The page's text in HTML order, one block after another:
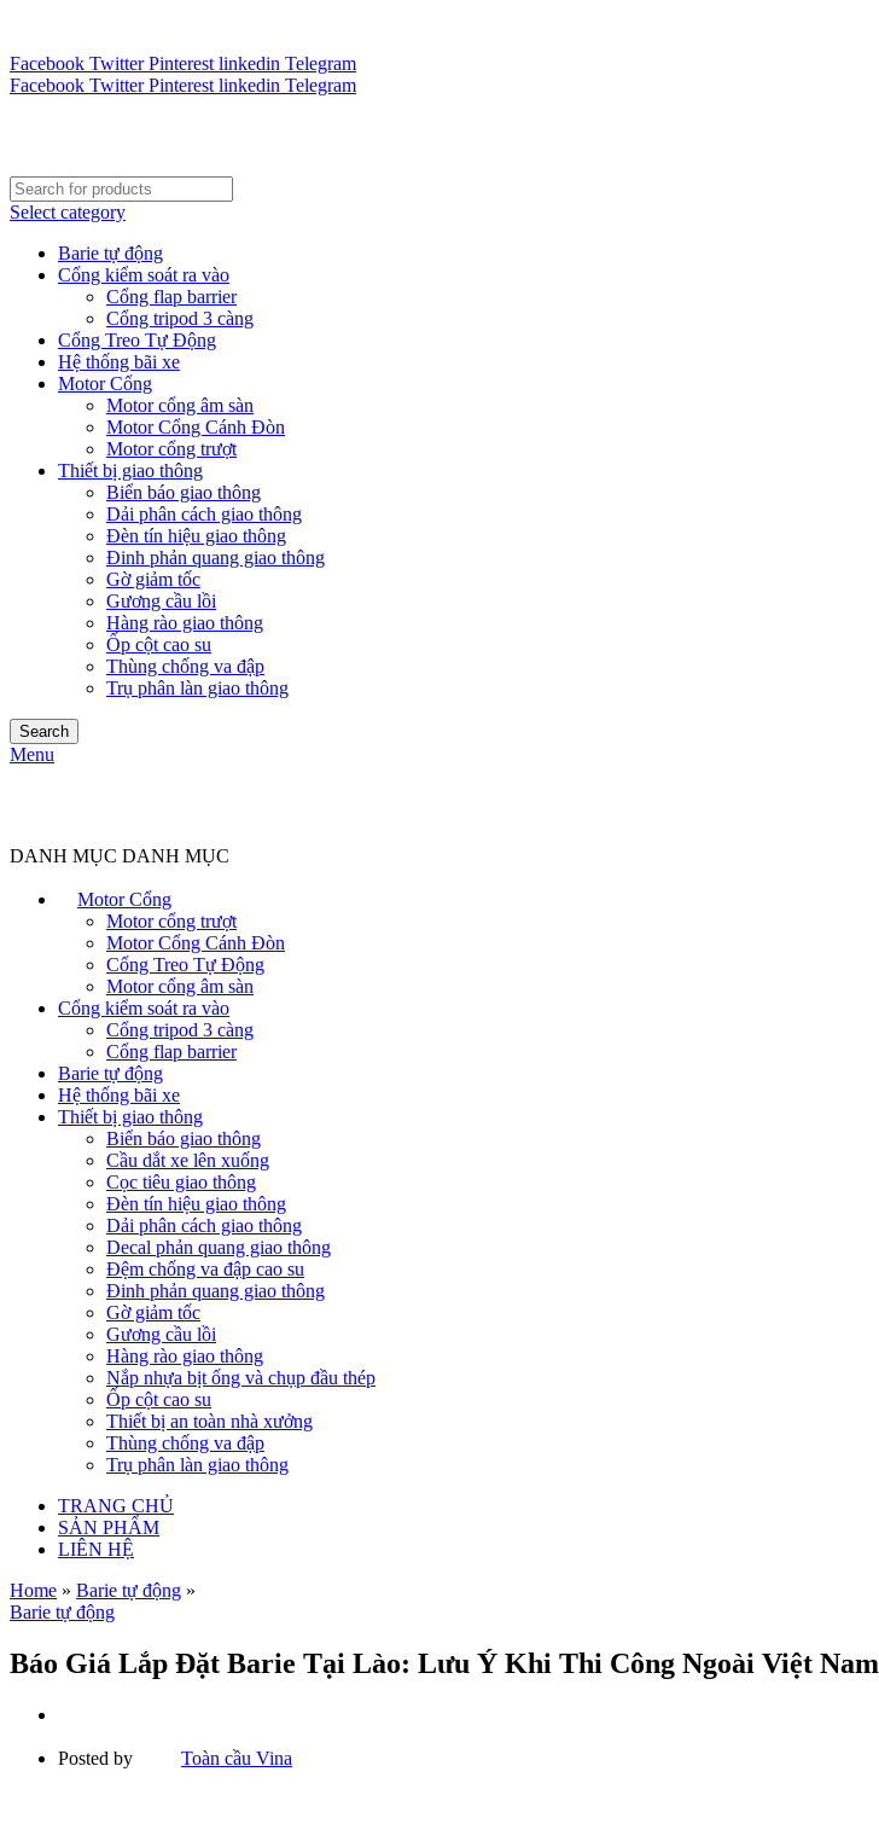
Facebook Twitter Pinterest linkedin Telegram
Facebook Twitter Pinterest linkedin Telegram
Select category
Barie tự động
Cổng kiểm soát ra vào
Cổng flap barrier
Cổng tripod 3 càng
Cổng Treo Tự Động
Hệ thống bãi xe
Motor Cổng
Motor cổng âm sàn
Motor Cổng Cánh Đòn
Motor cổng trượt
Thiết bị giao thông
Biển báo giao thông
Dải phân cách giao thông
Đèn tín hiệu giao thông
Đinh phản quang giao thông
Gờ giảm tốc
Gương cầu lồi
Hàng rào giao thông
Ốp cột cao su
Thùng chống va đập
Trụ phân làn giao thông
Search
Menu
DANH MỤC DANH MỤC
Motor Cổng
Motor cổng trượt
Motor Cổng Cánh Đòn
Cổng Treo Tự Động
Motor cổng âm sàn
Cổng kiểm soát ra vào
Cổng tripod 3 càng
Cổng flap barrier
Barie tự động
Hệ thống bãi xe
Thiết bị giao thông
Biển báo giao thông
Cầu dắt xe lên xuống
Cọc tiêu giao thông
Đèn tín hiệu giao thông
Dải phân cách giao thông
Decal phản quang giao thông
Đệm chống va đập cao su
Đinh phản quang giao thông
Gờ giảm tốc
Gương cầu lồi
Hàng rào giao thông
Nắp nhựa bịt ống và chụp đầu thép
Ốp cột cao su
Thiết bị an toàn nhà xưởng
Thùng chống va đập
Trụ phân làn giao thông
TRANG CHỦ
SẢN PHẨM
LIÊN HỆ
Home » Barie tự động »
Barie tự động
Báo Giá Lắp Đặt Barie Tại Lào: Lưu Ý Khi Thi Công Ngoài Việt Nam
Posted by Toàn cầu Vina